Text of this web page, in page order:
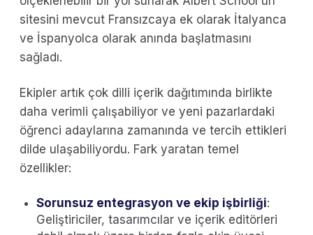
sitesini mevcut Fransızcaya ek olarak İtalyanca
ve İspanyolca olarak anında başlatmasını
sağladı.
Ekipler artık çok dilli içerik dağıtımında birlikte
daha verimli çalışabiliyor ve yeni pazarlardaki
öğrenci adaylarına zamanında ve tercih ettikleri
dilde ulaşabiliyordu. Fark yaratan temel
özellikler:
Sorunsuz entegrasyon ve ekip işbirliği:
Geliştiriciler, tasarımcılar ve içerik editörleri